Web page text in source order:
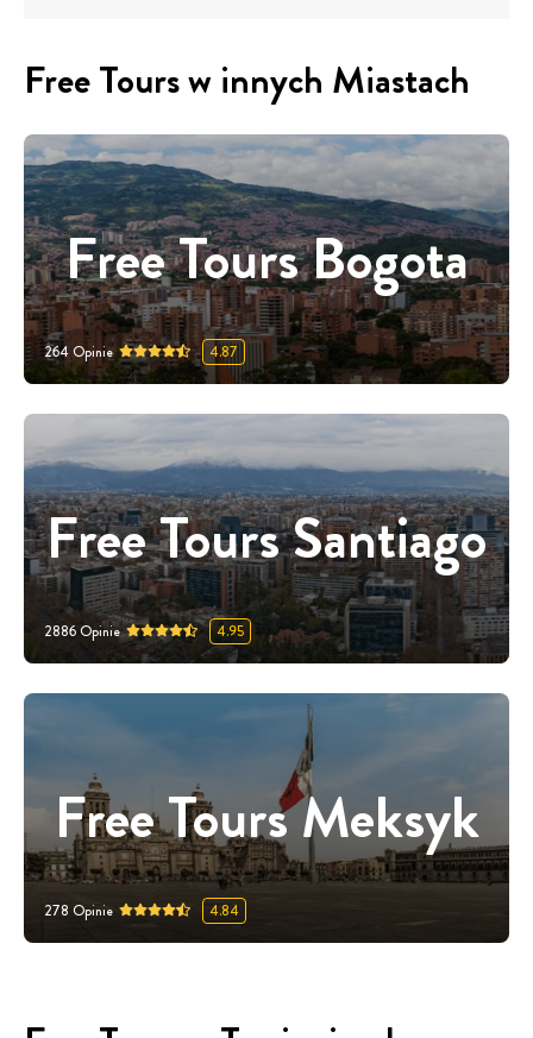
Free Tours w innych Miastach
Free Tours Bogota
264Opinie 4.87
Free Tours Santiago
2886Opinie 4.95
Free Tours Meksyk
278 Opinie 4.84